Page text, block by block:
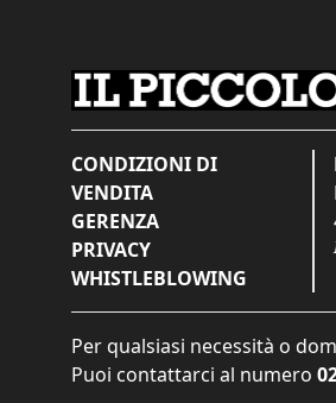
CONDIZIONI DI
VENDITA
GERENZA
PRIVACY
WHISTLEBLOWING
Per qualsiasi necessità o
Puoi contattarci al numero